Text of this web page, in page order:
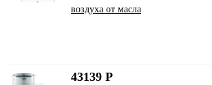
воздуха от масла
43139 Р